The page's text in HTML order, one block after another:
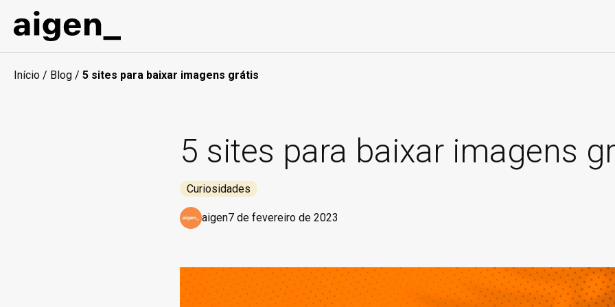
Início / Blog / 5 sites para baixar imagens grátis
5 sites para baixar imagens
Curiosidades
aigen7 de fevereiro de 2023